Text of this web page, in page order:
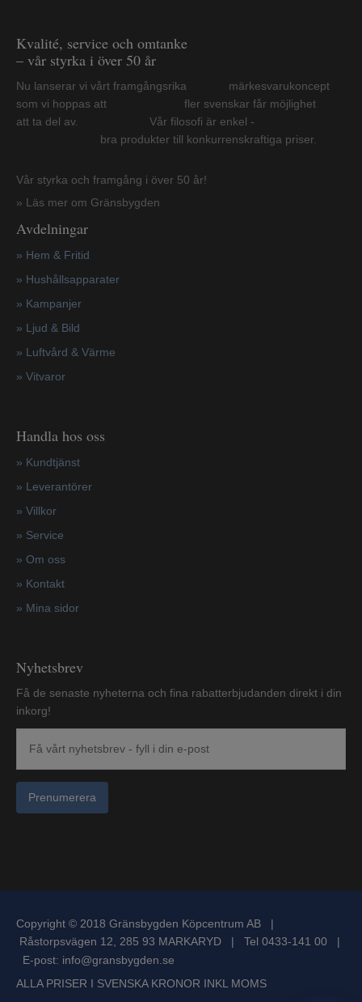
Kvalité, service och omtanke
– vår styrka i över 50 år
Nu lanserar vi vårt framgångsrika märkesvarukoncept
som vi hoppas att fler svenskar får möjlighet
att ta del av. Vår filosofi är enkel -
bra produkter till konkurrenskraftiga priser.
Vår styrka och framgång i över 50 år!
» Läs mer om Gränsbygden
Avdelningar
» Hem & Fritid
» Hushållsapparater
» Kampanjer
» Ljud & Bild
» Luftvård & Värme
» Vitvaror
Handla hos oss
» Kundtjänst
» Leverantörer
» Villkor
» Service
» Om oss
» Kontakt
» Mina sidor
Nyhetsbrev
Få de senaste nyheterna och fina rabatterbjudanden direkt i din
inkorg!
Prenumerera
Copyright © 2018 Gränsbygden Köpcentrum AB |
Råstorpsvägen 12, 285 93 MARKARYD | Tel 0433-141 00 |
E-post: info@gransbygden.se
ALLA PRISER I SVENSKA KRONOR INKL MOMS